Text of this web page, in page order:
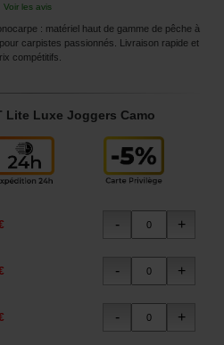
Voir les avis
: matériel haut de gamme de pêche à
carpistes passionnés. Livraison rapide et
compétitifs.
Lite Luxe Joggers Camo